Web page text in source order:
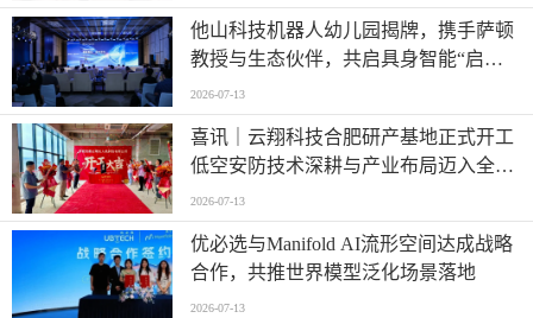
他山科技机器人幼儿园揭牌，携手萨顿
教授与生态伙伴，共启具身智能“启蒙
时代”
2026-07-13
喜讯｜云翔科技合肥研产基地正式开工
低空安防技术深耕与产业布局迈入全新
阶段
2026-07-13
优必选与Manifold AI流形空间达成战略
合作，共推世界模型泛化场景落地
2026-07-13